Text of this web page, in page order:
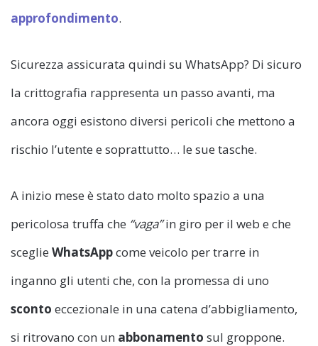
approfondimento.
Sicurezza assicurata quindi su WhatsApp? Di sicuro
la crittografia rappresenta un passo avanti, ma
ancora oggi esistono diversi pericoli che mettono a
rischio l’utente e soprattutto… le sue tasche.
A inizio mese è stato dato molto spazio a una
pericolosa truffa che “vaga”in giro per il web e che
sceglie WhatsAppcome veicolo per trarre in
inganno gli utenti che, con la promessa di uno
sconto eccezionale in una catena d’abbigliamento,
si ritrovano con un abbonamento sul groppone.